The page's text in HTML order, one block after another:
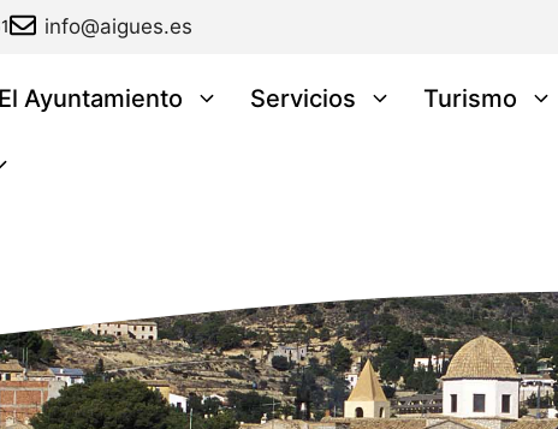
info@aigues.es
El Ayuntamiento Servicios Turismo